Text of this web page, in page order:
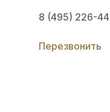
8 (495) 226-
Перезвонить